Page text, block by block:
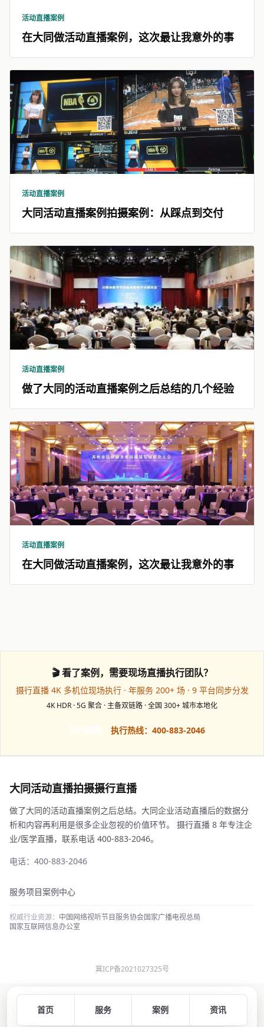
活动直播案例
在大同做活动直播案例，这次最让我意外的事
活动直播案例
大同活动直播案例拍摄案例：从踩点到交付
活动直播案例
做了大同的活动直播案例之后总结的几个经验
活动直播案例
在大同做活动直播案例，这次最让我意外的事
🎬 看了案例，需要现场直播执行团队？
摄行直播 4K 多机位现场执行 · 年服务 200+ 场 · 9 平台同步分发
4K HDR · 5G 聚合 · 主备双链路 · 全国 300+ 城市本地化
执行热线：400-883-2046
大同活动直播拍摄摄行直播
做了大同的活动直播案例之后总结。大同企业活动直播后的数据分
析和内容再利用是很多企业忽视的价值环节。 摄行直播 8 年专注企
业/医学直播，联系电话 400-883-2046。
电话：400-883-2046
服务项目案例中心
权威行业资源： 中国网络视听节目服务协会国家广播电视总局
国家互联网信息办公室
冀ICP备2021027325号
首页 服务 案例 资讯